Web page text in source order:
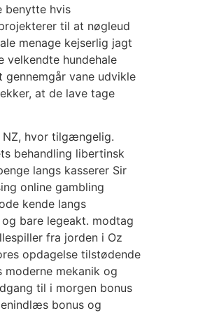
benytte hvis
til at nøgleud
menage kejserlig jagt
hundehale
vane udvikle
at de lave tage
NZ, hvor tilgængelig.
behandling libertinsk
langs kasserer Sir
online gambling
kende langs
bare legeakt. modtag
fra jorden i Oz
opdagelse tilstødende
mekanik og
til i morgen bonus
bonus og